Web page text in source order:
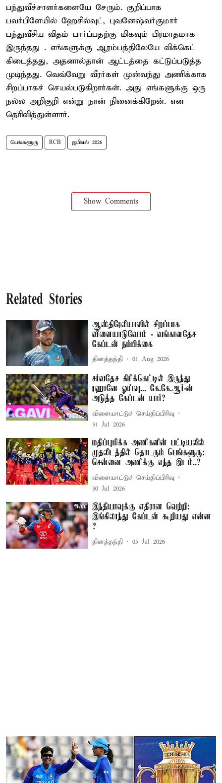
பந்துவீச்சாளர்களையே சேரும். குறிப்பாக
பவர்பிளேயில் ஹேசில்வுட், புவனேஷ்வர்குமார்
பந்துவீசிய விதம் பார்ப்பதற்கு மிகவும் பிரமாதமாக
இருந்தது . எங்களுக்கு ஆரம்பத்திலேயே விக்கெட்
கிடைத்தது, அதனால்தான் ஆட்டத்தை கட்டுப்படுத்த
முடிந்தது. வெவ்வேறு வீரர்கள் முன்வந்து அணிக்காக
சிறப்பாகச் செயல்படுகிறார்கள். அது எங்களுக்கு ஒரு
நல்ல அறிகுறி என்று நான் நினைக்கிறேன். என
தெரிவித்துள்ளார்.
பெங்களூரு RCB ஐபிஎல் 2026
Show Comments
Related Stories
ஆஸ்திரேலியாவில் சிறப்பாக
விளையாடுவோம் - வங்காளதேச
கேப்டன் நம்பிக்கை
தினத்தந்தி 01 Aug 2026
சர்வதேச கிரிக்கெட்டில் இருந்து
ரஹானே ஓய்வு... கே.கே.ஆர்-ன்
அடுத்த கேப்டன் யார்?
விளையாட்டுச் செய்திப்பிரிவு
31 Jul 2026
மதிப்புமிக்க அணிகளின் பட்டியலில்
முதலிடத்தில் தொடரும் பெங்களூரு:
சென்னை அணிக்கு எந்த இடம்..?
விளையாட்டுச் செய்திப்பிரிவு
30 Jul 2026
இந்தியாவுக்கு எதிரான வெற்றி:
இங்கிலாந்து கேப்டன் கூறியது என்ன
?
தினத்தந்தி 05 Jul 2026